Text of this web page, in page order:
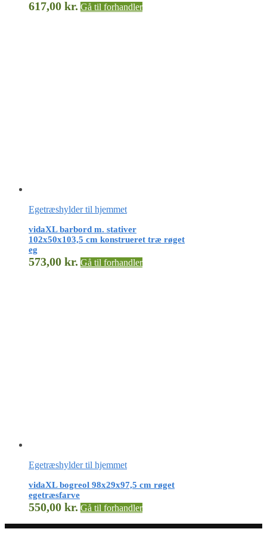
617,00 kr. Gå til forhandler
Egetræshylder til hjemmet
vidaXL barbord m. stativer
102x50x103,5 cm konstrueret træ røget
eg
573,00 kr. Gå til forhandler
Egetræshylder til hjemmet
vidaXL bogreol 98x29x97,5 cm røget
egetræsfarve
550,00 kr. Gå til forhandler